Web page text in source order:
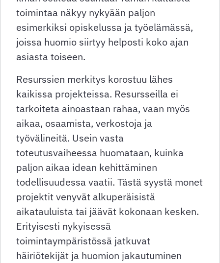
toimintaa näkyy nykyään paljon
esimerkiksi opiskelussa ja työelämässä,
joissa huomio siirtyy helposti koko ajan
asiasta toiseen.
Resurssien merkitys korostuu lähes
kaikissa projekteissa. Resursseilla ei
tarkoiteta ainoastaan rahaa, vaan myös
aikaa, osaamista, verkostoja ja
työvälineitä. Usein vasta
toteutusvaiheessa huomataan, kuinka
paljon aikaa idean kehittäminen
todellisuudessa vaatii. Tästä syystä monet
projektit venyvät alkuperäisistä
aikatauluista tai jäävät kokonaan kesken.
Erityisesti nykyisessä
toimintaympäristössä jatkuvat
häiriötekijät ja huomion jakautuminen